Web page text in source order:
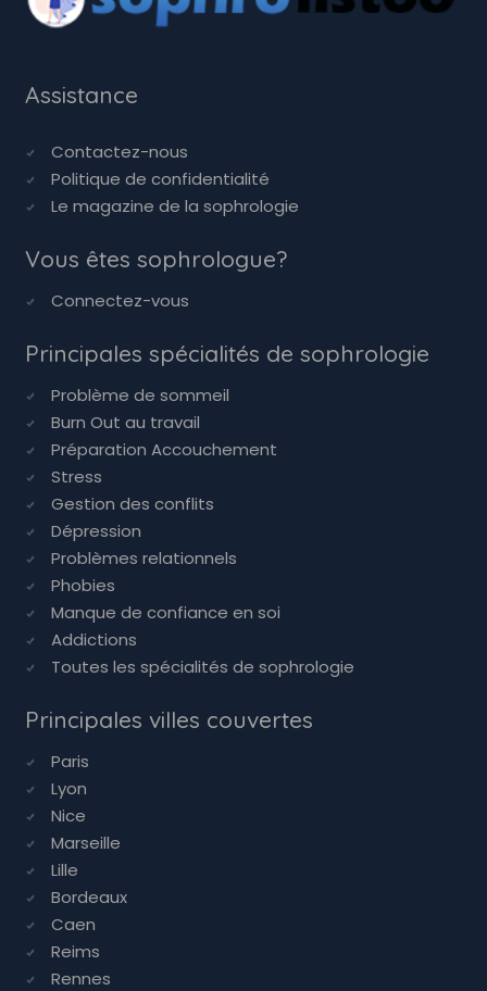
Assistance
Contactez-nous
Politique de confidentialité
Le magazine de la sophrologie
Vous êtes sophrologue?
Connectez-vous
Principales spécialités de sophrologie
Problème de sommeil
Burn Out au travail
Préparation Accouchement
Stress
Gestion des conflits
Dépression
Problèmes relationnels
Phobies
Manque de confiance en soi
Addictions
Toutes les spécialités de sophrologie
Principales villes couvertes
Paris
Lyon
Nice
Marseille
Lille
Bordeaux
Caen
Reims
Rennes